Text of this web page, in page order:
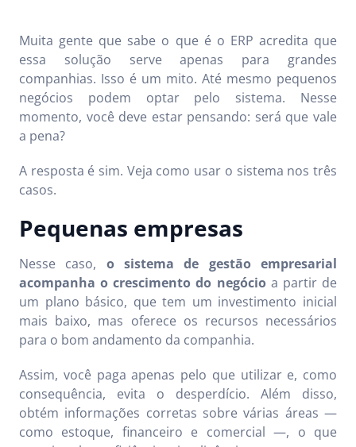
Muita gente que sabe o que é o ERP acredita que
essa solução serve apenas para grandes
companhias. Isso é um mito. Até mesmo pequenos
negócios podem optar pelo sistema. Nesse
momento, você deve estar pensando: será que vale
a pena?
A resposta é sim. Veja como usar o sistema nos três
casos.
Pequenas empresas
Nesse caso, o sistema de gestão empresarial
acompanha o crescimento do negócioa partir de
um plano básico, que tem um investimento inicial
mais baixo, mas oferece os recursos necessários
para o bom andamento da companhia.
Assim, você paga apenas pelo que utilizar e, como
consequência, evita o desperdício. Além disso,
obtém informações corretas sobre várias áreas —
como estoque, financeiro e comercial —, o que